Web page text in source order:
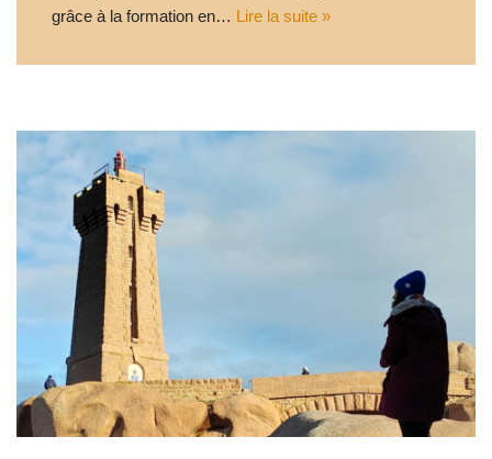
grâce à la formation en… Lire la suite »